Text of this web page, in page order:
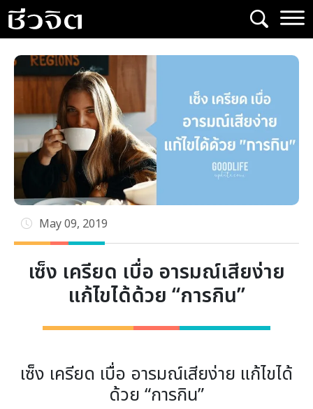
Skip
to
content
May 09, 2019
เซ็ง เครียด เบื่อ อารมณ์เสียง่าย
แก้ไขได้ด้วย “การกิน”
เซ็ง เครียด เบื่อ อารมณ์เสียง่าย แก้ไขได้
ด้วย “การกิน”